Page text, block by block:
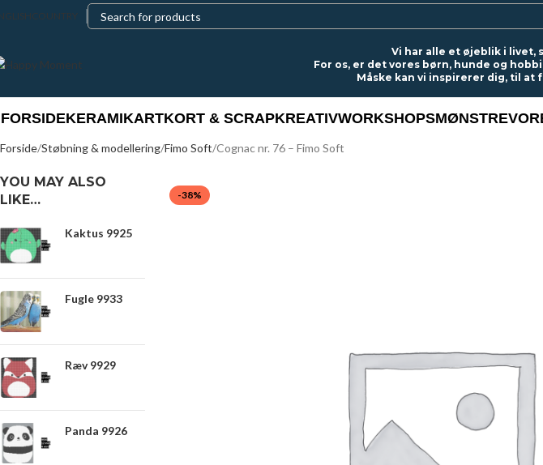
COUNTRY
Vi har alle et øjeblik i livet,
For os, er det vores børn, hunde og
Måske kan vi inspirerer dig, til at
FORSIDEKERAMIKARTKORT & SCRAPKREATIVWORKSHOPSMØNSTRE
Forside Støbning & modellering Fimo Soft Cognac nr. 76 – Fimo Soft
YOU MAY ALSO
LIKE…
Kaktus 9925
Fugle 9933
Ræv 9929
Panda 9926
-38%